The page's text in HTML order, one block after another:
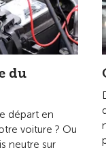
du
départ en
voiture ? Ou
neutre sur